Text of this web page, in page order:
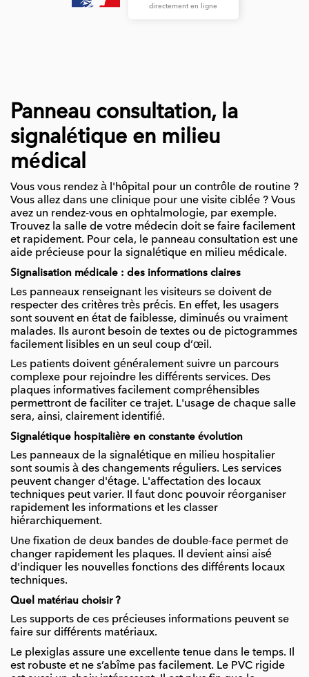
directement en ligne
Panneau consultation, la
signalétique en milieu
médical
Vous vous rendez à l'hôpital pour un contrôle de routine ?
Vous allez dans une clinique pour une visite ciblée ? Vous
avez un rendez-vous en ophtalmologie, par exemple.
Trouvez la salle de votre médecin doit se faire facilement
et rapidement. Pour cela, le panneau consultation est une
aide précieuse pour la signalétique en milieu médicale.
Signalisation médicale : des informations claires
Les panneaux renseignant les visiteurs se doivent de
respecter des critères très précis. En effet, les usagers
sont souvent en état de faiblesse, diminués ou vraiment
malades. Ils auront besoin de textes ou de pictogrammes
facilement lisibles en un seul coup d’œil.
Les patients doivent généralement suivre un parcours
complexe pour rejoindre les différents services. Des
plaques informatives facilement compréhensibles
permettront de faciliter ce trajet. L'usage de chaque salle
sera, ainsi, clairement identifié.
Signalétique hospitalière en constante évolution
Les panneaux de la signalétique en milieu hospitalier
sont soumis à des changements réguliers. Les services
peuvent changer d'étage. L'affectation des locaux
techniques peut varier. Il faut donc pouvoir réorganiser
rapidement les informations et les classer
hiérarchiquement.
Une fixation de deux bandes de double-face permet de
changer rapidement les plaques. Il devient ainsi aisé
d'indiquer les nouvelles fonctions des différents locaux
techniques.
Quel matériau choisir ?
Les supports de ces précieuses informations peuvent se
faire sur différents matériaux.
Le plexiglas assure une excellente tenue dans le temps. Il
est robuste et ne s’abîme pas facilement. Le PVC rigide